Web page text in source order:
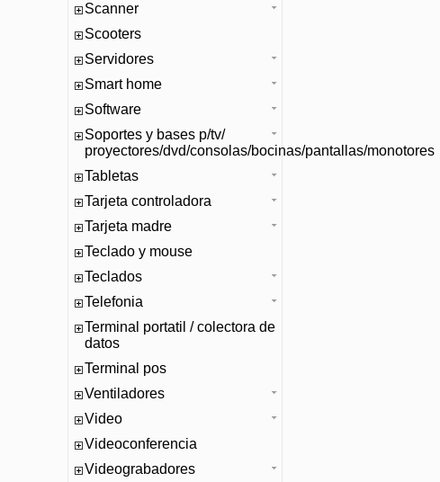
Scanner
Scooters
Servidores
Smart home
Software
Soportes y bases p/tv/
proyectores/dvd/consolas/bocinas/pantallas/monotores
Tabletas
Tarjeta controladora
Tarjeta madre
Teclado y mouse
Teclados
Telefonia
Terminal portatil / colectora de
datos
Terminal pos
Ventiladores
Video
Videoconferencia
Videograbadores